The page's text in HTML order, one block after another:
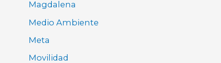
Magdalena
Medio Ambiente
Meta
Movilidad